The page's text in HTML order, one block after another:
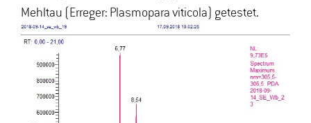
Mehltau (Erreger: Plasmopara viticola) getestet.